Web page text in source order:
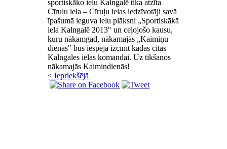
sportiskāko ielu Kalngalē tika atzīta
Cīruļu iela – Cīruļu ielas iedzīvotāji savā
īpašumā ieguva ielu plāksni „Sportiskākā
iela Kalngalē 2013" un ceļojošo kausu,
kuru nākamgad, nākamajās „Kaimiņu
dienās" būs iespēja izcīnīt kādas citas
Kalngales ielas komandai. Uz tikšanos
nākamajās Kaimiņdienās!
< Iepriekšējā